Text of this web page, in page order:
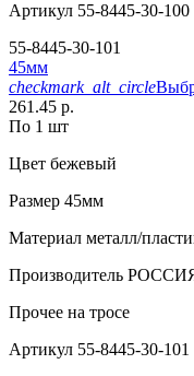
Артикул 55-8445-30-100
55-8445-30-101
45мм
checkmark_alt_circle
261.45 р.
По 1 шт
Цвет бежевый
Размер 45мм
Материал металл/
Производитель
Прочее на тросе
Артикул 55-8445-30-101